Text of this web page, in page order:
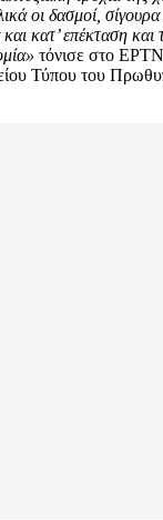
οι δασμοί,
κατ’ επέκταση και
τόνισε στο
Τύπου του